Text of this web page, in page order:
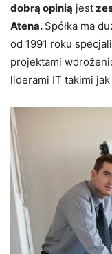
dobrą opinią jest
Atena. Spółka ma
od 1991 roku
projektami
liderami IT takimi